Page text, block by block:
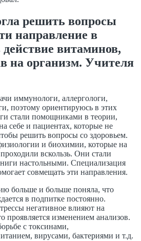
решить вопросы
направление в
витаминов,
на организм. Учителя
иммунологи, аллергологи,
поэтому ориентируюсь в этих
стали помощниками в теории,
себе и пациентах, которые не
решить вопросы со здоровьем.
и биохимии, которые на
вскользь. Они стали
настольными. Специализация
совмещать эти направления.
больше и больше поняла, что
в подпитке постоянно.
негативное влияют на
проявляется изменением анализов.
с токсинами,
вирусами, бактериями и т.д.